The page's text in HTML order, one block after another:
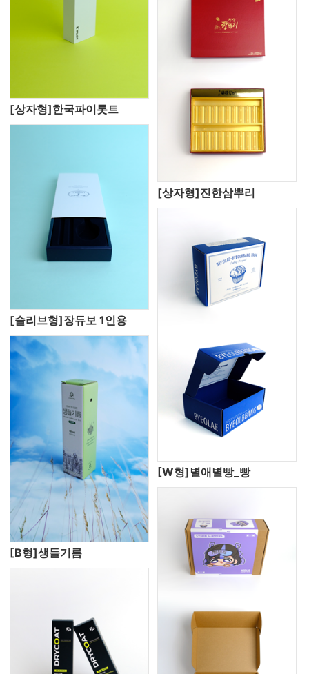
[상자형]한국파이롯트
[슬리브형]장듀보 1인용
[상자형]진한삼뿌리
[B형]생들기름
[W형]별애별빵_빵